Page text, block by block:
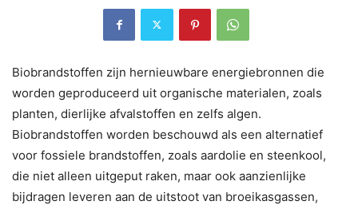
Biobrandstoffen zijn hernieuwbare energiebronnen die
worden geproduceerd uit organische materialen, zoals
planten, dierlijke afvalstoffen en zelfs algen.
Biobrandstoffen worden beschouwd als een alternatief
voor fossiele brandstoffen, zoals aardolie en steenkool,
die niet alleen uitgeput raken, maar ook aanzienlijke
bijdragen leveren aan de uitstoot van broeikasgassen,